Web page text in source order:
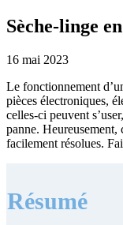
Sèche-linge
16 mai 2023
Le fonctionnement
pièces électroniques,
celles-ci peuvent
panne. Heureusement,
facilement résolues.
Résumé